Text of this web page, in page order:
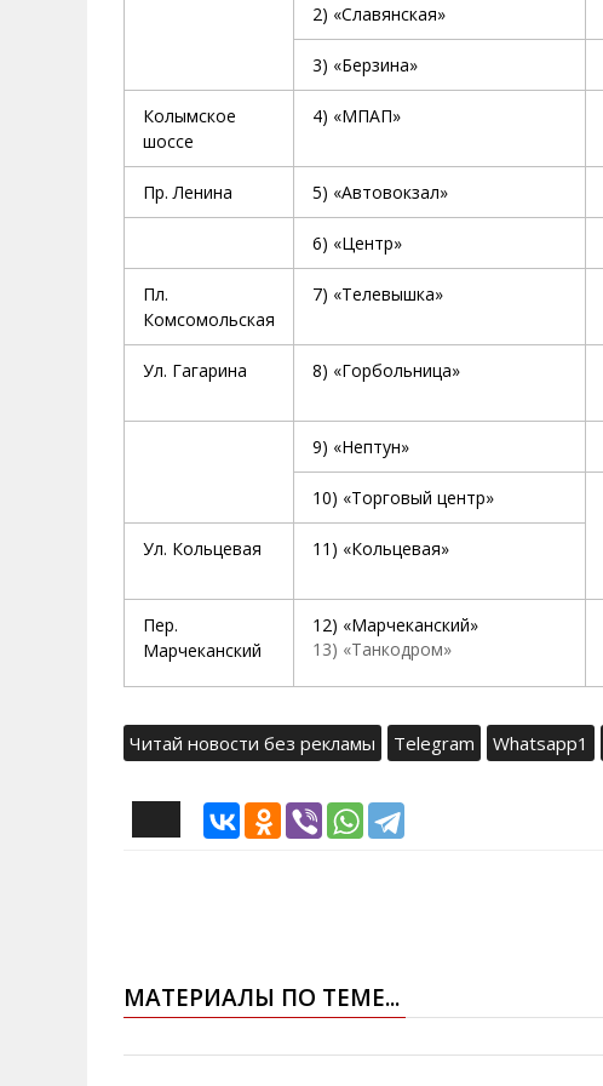
2) «Славянская»
3) «Берзина»
Колымское
шоссе
4) «МПАП»
Пр. Ленина 5) «Автовокзал»
6) «Центр»
Пл.
Комсомольская
7) «Телевышка»
Ул. Гагарина 8) «Горбольница»
9) «Нептун»
10) «Торговый центр»
Ул. Кольцевая 11) «Кольцевая»
Пер.
Марчеканский
12) «Марчеканский»
13) «Танкодром»
Читай новости без рекламы Telegram Whatsapp1
МАТЕРИАЛЫ ПО ТЕМЕ...